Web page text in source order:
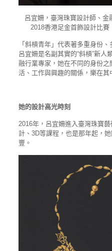
呂宜姍，臺灣珠寶設計師、
2018香港足金首飾設計比賽
「斜槓青年」代表著多重身份
呂宜姍是名副其實的“斜槓”新
融行業專家，她在不同的身份
活、工作與興趣的關係，樂在其
她的設計高光時刻
2016年，呂宜姍進入臺灣珠寶
計、3D等課程，也是那年起，
豐。